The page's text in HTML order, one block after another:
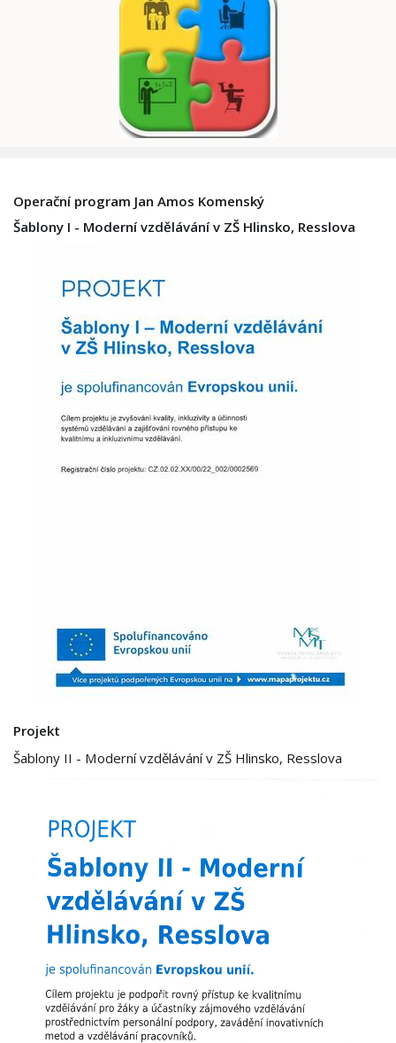
Operační program Jan Amos Komenský
Šablony I - Moderní vzdělávání v ZŠ Hlinsko, Resslova
Projekt
Šablony II - Moderní vzdělávání v ZŠ Hlinsko, Resslova